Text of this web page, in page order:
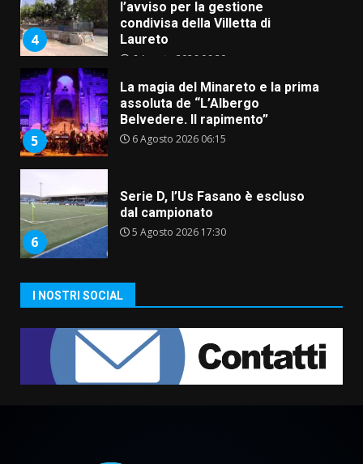
4
condivisa della Villetta di
Laureto
5
assoluta de “L’Albergo
Belvedere. Il rapimento”
6 Agosto 2026 06:15
6
dal campionato
5 Agosto 2026 17:30
7
Truffatori in azione nelle
frazioni fasanesi
Fasanese ferito a colpi di arma
I NOSTRI SOCIAL